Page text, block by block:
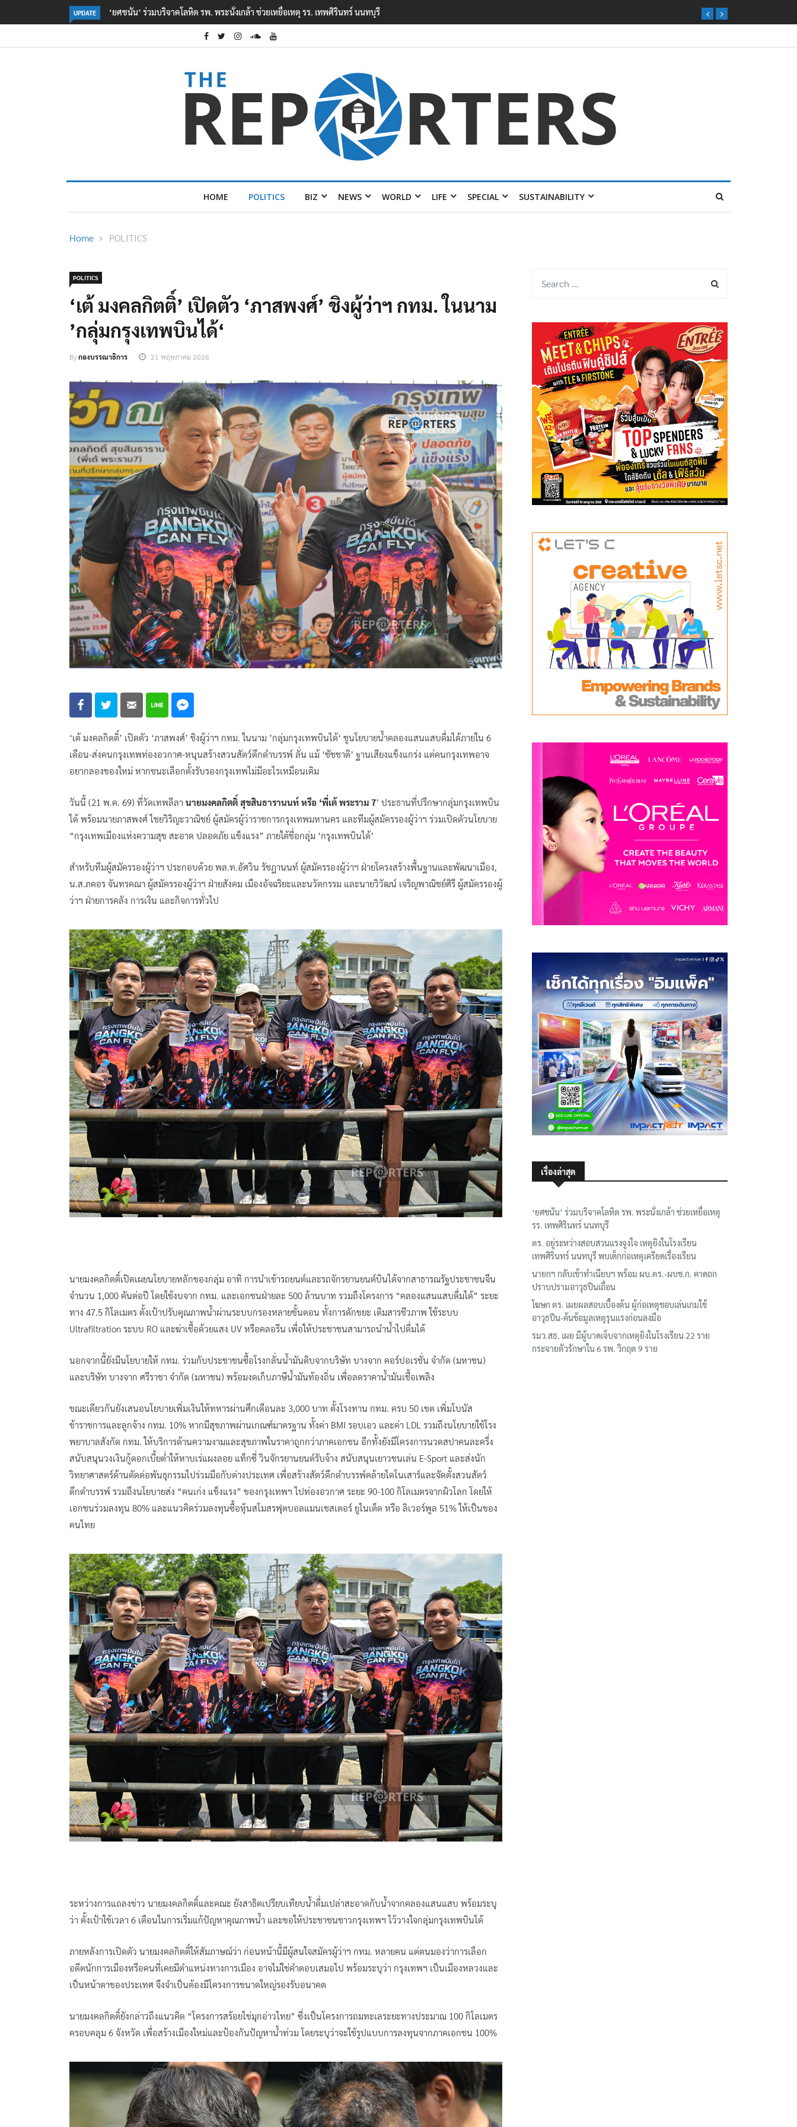
UPDATE ตร. อยู่ระหว่างสอบสวนแรงจูงใจ เหตุยิงในโรงเรียนเทพศิรินทร์ นนทบุรี พบเด็กก่อเหตุเครียดเรื่องเรียน
HOME POLITICS BIZ NEWS WORLD LIFE SPECIAL SUSTAINABILITY
Home POLITICS
POLITICS
‘เต้ มงคลกิตติ์’ เปิดตัว ‘ภาสพงศ์’ ชิงผู้ว่าฯ กทม. ในนาม
’กลุ่มกรุงเทพบินได้‘
Byกองบรรณาธิการ 21 พฤษภาคม 2026
‘เต้ มงคลกิตติ์’ เปิดตัว ‘ภาสพงศ์’ ชิงผู้ว่าฯ กทม. ในนาม ’กลุ่มกรุงเทพบินได้‘ ชูนโยบายน้ำคลองแสนแสบดื่มได้ภายใน 6
เดือน-ส่งคนกรุงเทพท่องอวกาศ-หนุนสร้างสวนสัตว์ดึกดำบรรพ์ ลั่น แม้ ‘ชัชชาติ’ ฐานเสียงแข็งแกร่ง แต่คนกรุงเทพอาจ
อยากลองของใหม่ หากชนะเลือกตั้งรับรองกรุงเทพไม่มีอะไรเหมือนเดิม
วันนี้ (21 พ.ค. 69) ที่วัดเทพลีลา นายมงคลกิตติ์ สุขสินธารานนท์ หรือ ‘พี่เต้ พระราม 7’ ประธานที่ปรึกษากลุ่มกรุงเทพบิน
ได้ พร้อมนายภาสพงศ์ ไชยวิริญะวาณิชย์ ผู้สมัครผู้ว่าราชการกรุงเทพมหานคร และทีมผู้สมัครรองผู้ว่าฯ ร่วมเปิดตัวนโยบาย
“กรุงเทพเมืองแห่งความสุข สะอาด ปลอดภัย แข็งแรง” ภายใต้ชื่อกลุ่ม ‘กรุงเทพบินได้’
สำหรับทีมผู้สมัครรองผู้ว่าฯ ประกอบด้วย พล.ท.อัศวิน รัชฎานนท์ ผู้สมัครรองผู้ว่าฯ ฝ่ายโครงสร้างพื้นฐานและพัฒนาเมือง,
น.ส.ภคอร จันทรคณา ผู้สมัครรองผู้ว่าฯ ฝ่ายสังคม เมืองอัจฉริยะและนวัตกรรม และนายวิวัฒน์ เจริญพาณิชย์ศิรี ผู้สมัครรองผู้
ว่าฯ ฝ่ายการคลัง การเงิน และกิจการทั่วไป
นายมงคลกิตติ์เปิดเผยนโยบายหลักของกลุ่ม อาทิ การนำเข้ารถยนต์และรถจักรยานยนต์บินได้จากสาธารณรัฐประชาชนจีน
จำนวน 1,000 คันต่อปี โดยใช้งบจาก กทม. และเอกชนฝ่ายละ 500 ล้านบาท รวมถึงโครงการ “คลองแสนแสบดื่มได้” ระยะ
ทาง 47.5 กิโลเมตร ตั้งเป้าปรับคุณภาพน้ำผ่านระบบกรองหลายขั้นตอน ทั้งการดักขยะ เติมสารชีวภาพ ใช้ระบบ
Ultrafiltration ระบบ RO และฆ่าเชื้อด้วยแสง UV หรือคลอรีน เพื่อให้ประชาชนสามารถนำน้ำไปดื่มได้
นอกจากนี้ยังมีนโยบายให้ กทม. ร่วมกับประชาชนซื้อโรงกลั่นน้ำมันดิบจากบริษัท บางจาก คอร์ปอเรชั่น จำกัด (มหาชน)
และบริษัท บางจาก ศรีราชา จำกัด (มหาชน) พร้อมงดเก็บภาษีน้ำมันท้องถิ่น เพื่อลดราคาน้ำมันเชื้อเพลิง
ขณะเดียวกันยังเสนอนโยบายเพิ่มเงินให้ทหารผ่านศึกเดือนละ 3,000 บาท ตั้งโรงทาน กทม. ครบ 50 เขต เพิ่มโบนัส
ข้าราชการและลูกจ้าง กทม. 10% หากมีสุขภาพผ่านเกณฑ์มาตรฐาน ทั้งค่า BMI รอบเอว และค่า LDL รวมถึงนโยบายใช้โรง
พยาบาลสังกัด กทม. ให้บริการด้านความงามและสุขภาพในราคาถูกกว่าภาคเอกชน อีกทั้งยังมีโครงการนวดสปาคนละครึ่ง
สนับสนุนวงเงินกู้ดอกเบี้ยต่ำให้หาบเร่แผงลอย แท็กซี่ วินจักรยานยนต์รับจ้าง สนับสนุนเยาวชนเล่น E-Sport และส่งนัก
วิทยาศาสตร์ด้านตัดต่อพันธุกรรมไปร่วมมือกับต่างประเทศ เพื่อสร้างสัตว์ดึกดำบรรพ์คล้ายไดโนเสาร์และจัดตั้งสวนสัตว์
ดึกดำบรรพ์ รวมถึงนโยบายส่ง “คนเก่ง แข็งแรง” ของกรุงเทพฯ ไปท่องอวกาศ ระยะ 90-100 กิโลเมตรจากผิวโลก โดยให้
เอกชนร่วมลงทุน 80% และแนวคิดร่วมลงทุนซื้อหุ้นสโมสรฟุตบอลแมนเชสเตอร์ ยูไนเต็ด หรือ ลิเวอร์พูล 51% ให้เป็นของ
คนไทย
ระหว่างการแถลงข่าว นายมงคลกิตติ์และคณะ ยังสาธิตเปรียบเทียบน้ำดื่มเปล่าสะอาดกับน้ำจากคลองแสนแสบ พร้อมระบุ
ว่า ตั้งเป้าใช้เวลา 6 เดือนในการเริ่มแก้ปัญหาคุณภาพน้ำ และขอให้ประชาชนชาวกรุงเทพฯ ไว้วางใจกลุ่มกรุงเทพบินได้
ภายหลังการเปิดตัว นายมงคลกิตติ์ให้สัมภาษณ์ว่า ก่อนหน้านี้มีผู้สนใจสมัครผู้ว่าฯ กทม. หลายคน แต่ตนมองว่าการเลือก
อดีตนักการเมืองหรือคนที่เคยมีตำแหน่งทางการเมือง อาจไม่ใช่คำตอบเสมอไป พร้อมระบุว่า กรุงเทพฯ เป็นเมืองหลวงและ
เป็นหน้าตาของประเทศ จึงจำเป็นต้องมีโครงการขนาดใหญ่รองรับอนาคต
นายมงคลกิตติ์ยังกล่าวถึงแนวคิด “โครงการสร้อยไข่มุกอ่าวไทย” ซึ่งเป็นโครงการถมทะเลระยะทางประมาณ 100 กิโลเมตร
ครอบคลุม 6 จังหวัด เพื่อสร้างเมืองใหม่และป้องกันปัญหาน้ำท่วม โดยระบุว่าจะใช้รูปแบบการลงทุนจากภาคเอกชน 100%
เรื่องล่าสุด
‘ยศชนัน’ ร่วมบริจาคโลหิต รพ. พระนั่งเกล้า ช่วยเหยื่อเหตุ
รร. เทพศิรินทร์ นนทบุรี
ตร. อยู่ระหว่างสอบสวนแรงจูงใจ เหตุยิงในโรงเรียน
เทพศิรินทร์ นนทบุรี พบเด็กก่อเหตุเครียดเรื่องเรียน
นายกฯ กลับเข้าทำเนียบฯ พร้อม ผบ.ตร.-ผบช.ก. คาดถก
ปราบปรามอาวุธปืนเถื่อน
โฆษก ตร. เผยผลสอบเบื้องต้น ผู้ก่อเหตุชอบเล่นเกมใช้
อาวุธปืน-ค้นข้อมูลเหตุรุนแรงก่อนลงมือ
รมว.สธ. เผย มีผู้บาดเจ็บจากเหตุยิงในโรงเรียน 22 ราย
กระจายตัวรักษาใน 6 รพ. วิกฤต 9 ราย